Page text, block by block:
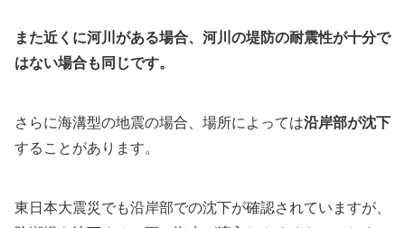
また近くに河川がある場合、河川の堤防の耐震性が十分で
はない場合も同じです。
さらに海溝型の地震の場合、場所によっては沿岸部が沈下
することがあります。
東日本大震災でも沿岸部での沈下が確認されていますが、